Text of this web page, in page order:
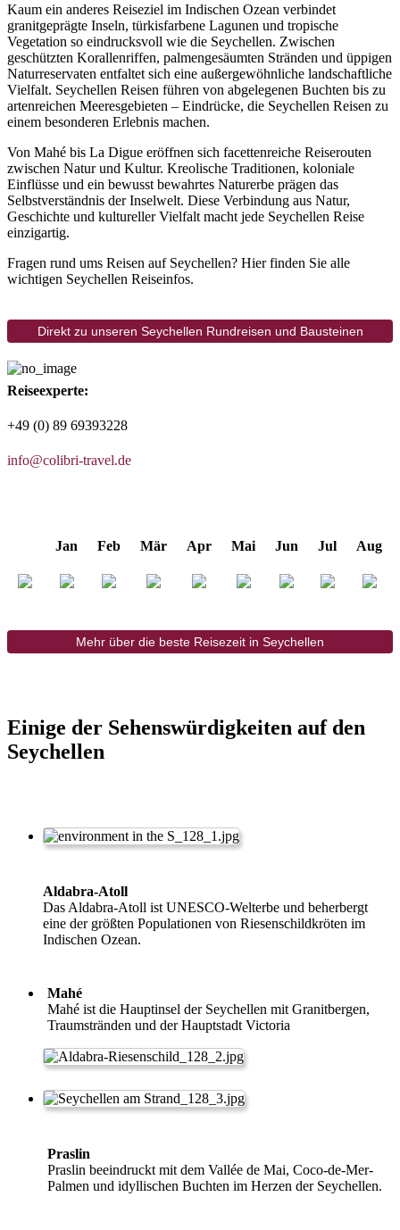
Kaum ein anderes Reiseziel im Indischen Ozean verbindet
granitgeprägte Inseln, türkisfarbene Lagunen und tropische
Vegetation so eindrucksvoll wie die Seychellen. Zwischen
geschützten Korallenriffen, palmengesäumten Stränden und üppigen
Naturreservaten entfaltet sich eine außergewöhnliche landschaftliche
Vielfalt. Seychellen Reisen führen von abgelegenen Buchten bis zu
artenreichen Meeresgebieten – Eindrücke, die Seychellen Reisen zu
einem besonderen Erlebnis machen.
Von Mahé bis La Digue eröffnen sich facettenreiche Reiserouten
zwischen Natur und Kultur. Kreolische Traditionen, koloniale
Einflüsse und ein bewusst bewahrtes Naturerbe prägen das
Selbstverständnis der Inselwelt. Diese Verbindung aus Natur,
Geschichte und kultureller Vielfalt macht jede Seychellen Reise
einzigartig.
Fragen rund ums Reisen auf Seychellen? Hier finden Sie alle
wichtigen Seychellen Reiseinfos.
Direkt zu unseren Seychellen Rundreisen und Bausteinen
Reiseexperte:
+49 (0) 89 69393228
info@colibri-travel.de
Jan Feb Mär Apr Mai Jun Jul Aug
Mehr über die beste Reisezeit in Seychellen
Einige der Sehenswürdigkeiten auf den
Seychellen
Aldabra-Atoll
Das Aldabra-Atoll ist UNESCO-Welterbe und beherbergt
eine der größten Populationen von Riesenschildkröten im
Indischen Ozean.
Mahé
Mahé ist die Hauptinsel der Seychellen mit Granitbergen,
Traumstränden und der Hauptstadt Victoria
Praslin
Praslin beeindruckt mit dem Vallée de Mai, Coco-de-Mer-
Palmen und idyllischen Buchten im Herzen der Seychellen.